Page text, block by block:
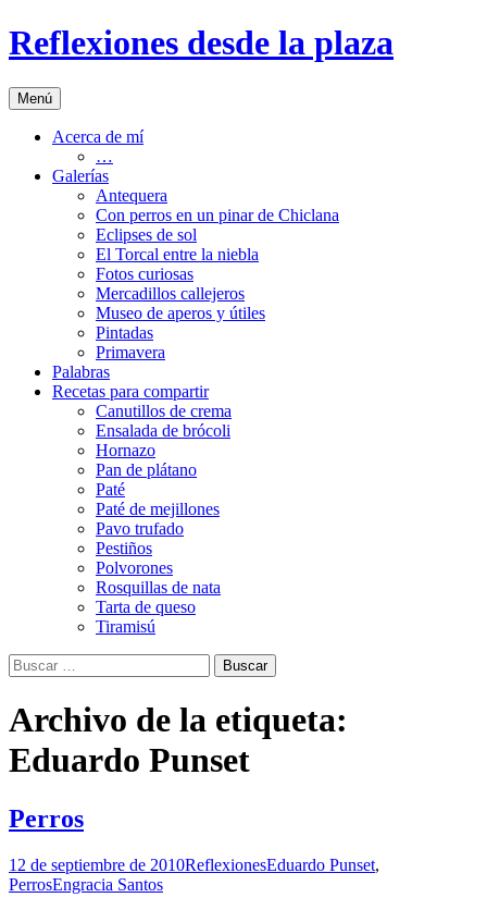
Saltar
al
Reflexiones desde la plaza
Menú
Acerca de mí
…
Galerías
Antequera
Con perros en un pinar de Chiclana
Eclipses de sol
El Torcal entre la niebla
Fotos curiosas
Mercadillos callejeros
Museo de aperos y útiles
Pintadas
Primavera
Palabras
Recetas para compartir
Canutillos de crema
Ensalada de brócoli
Hornazo
Pan de plátano
Paté
Paté de mejillones
Pavo trufado
Pestiños
Polvorones
Rosquillas de nata
Tarta de queso
Tiramisú
Buscar:
Archivo de la etiqueta:
Eduardo Punset
Perros
12 de septiembre de 2010ReflexionesEduardo Punset,
PerrosEngracia Santos